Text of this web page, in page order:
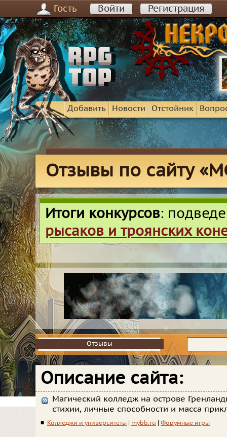
Гость Войти Регистрация
Добавить Новости Отстойник
Отзывы по сайту
Итоги конкурсов:
рысаков и троянских
Отзывы
Отзывы
Описание сайта:
Магический колледж на острове
стихии, личные способности и масса
■ Колледжи и университеты mybb.ru Форумные игры